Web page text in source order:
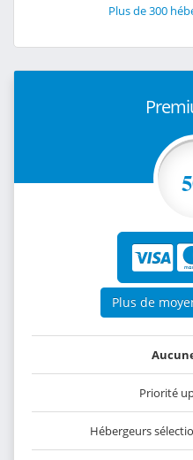
Plus de 300
Plus de
Priorité
Hébergeurs